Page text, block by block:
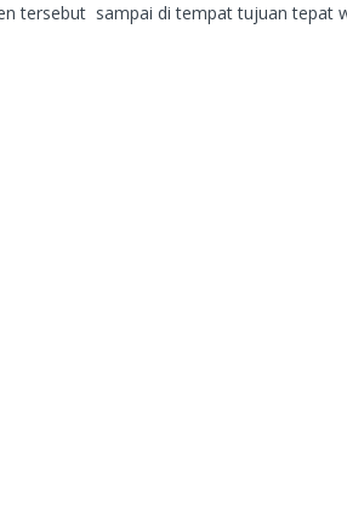
tersebut sampai di tempat tujuan tepat